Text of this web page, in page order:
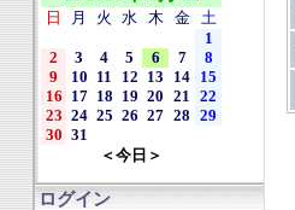
日 月 火 水 木 金
土
1
2
3 4 5 6 7
8
9
10 11 12 13 14 15
16 17 18 19 20 21
22
23 24 25 26 27 28
29
30 31
＜今日＞
ログイン